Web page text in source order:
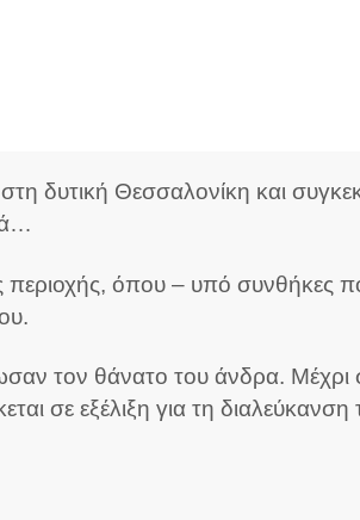
στη δυτική Θεσσαλονίκη και
όπου – υπό συνθήκες
τον θάνατο του άνδρα. Μέχρι
σε εξέλιξη για τη